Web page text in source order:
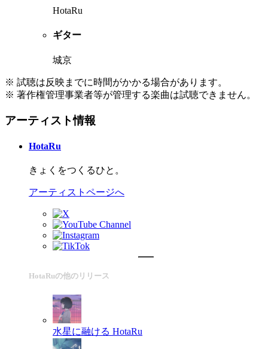
HotaRu
ギター
城京
※ 試聴は反映までに時間がかかる場合があります。
※ 著作権管理事業者等が管理する楽曲は試聴できません。
アーティスト情報
HotaRu
きょくをつくるひと。
アーティストページへ
HotaRuの他のリリース
水星に融ける HotaRu